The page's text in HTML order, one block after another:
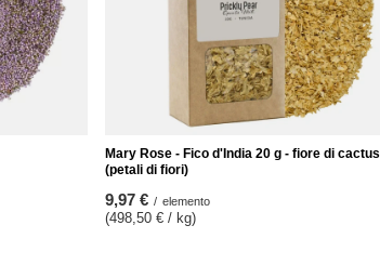
Mary Rose - Fico d'India 20 g - fiore di cactus
(petali di fiori)
9,97 € / elemento
(498,50 € / kg)